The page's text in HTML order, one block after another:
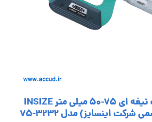
میکرومتر فک تیغه ای 75-50 میلی متر INSIZE
شرکت اینسایز) مدل 3232-75